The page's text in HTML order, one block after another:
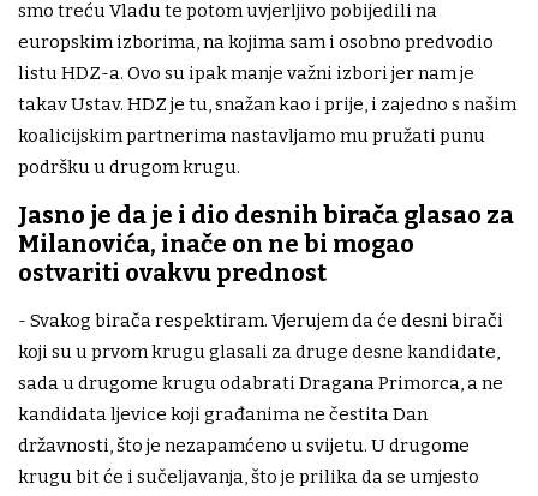
smo treću Vladu te potom uvjerljivo pobijedili na
europskim izborima, na kojima sam i osobno predvodio
listu HDZ-a. Ovo su ipak manje važni izbori jer nam je
takav Ustav. HDZ je tu, snažan kao i prije, i zajedno s našim
koalicijskim partnerima nastavljamo mu pružati punu
podršku u drugom krugu.
Jasno je da je i dio desnih birača glasao za
Milanovića, inače on ne bi mogao
ostvariti ovakvu prednost
- Svakog birača respektiram. Vjerujem da će desni birači
koji su u prvom krugu glasali za druge desne kandidate,
sada u drugome krugu odabrati Dragana Primorca, a ne
kandidata ljevice koji građanima ne čestita Dan
državnosti, što je nezapamćeno u svijetu. U drugome
krugu bit će i sučeljavanja, što je prilika da se umjesto